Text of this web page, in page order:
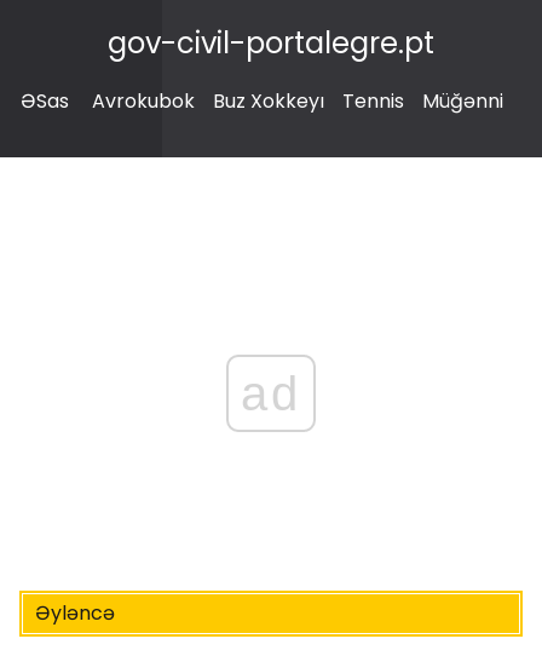
gov-civil-portalegre.pt
ƏSas Avrokubok Buz Xokkeyı Tennis Müğənni
ad
Əyləncə